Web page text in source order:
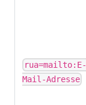
rua=mailto:E-
Mail-Adresse